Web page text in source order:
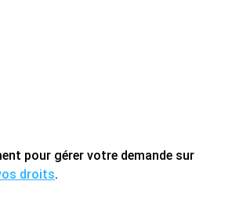
pour gérer votre demande sur
droits.